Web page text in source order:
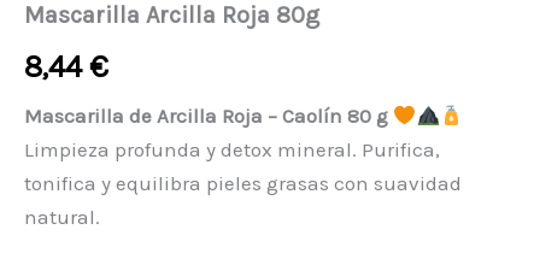
Mascarilla Arcilla Roja 80g
8,44€
Mascarilla de Arcilla Roja – Caolín 80 g
Limpieza profunda y detox mineral. Purifica,
tonifica y equilibra pieles grasas con suavidad
natural.